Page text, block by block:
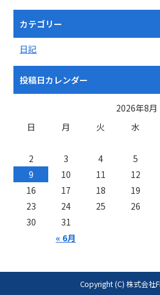
カテゴリー
日記
投稿日カレンダー
2026年8月
日
月 火 水
« 6月
2
3 4 5
9
10 11 12
16
17 18 19
23
24 25 26
30
31
Copyright (C) 株式会社